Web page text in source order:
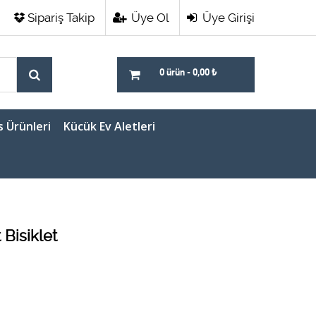
Üye Girişi
Üye Ol
Sipariş Takip
0 ürün - 0,00 ₺
Ürünleri Kücük Ev Aletleri
Bisiklet